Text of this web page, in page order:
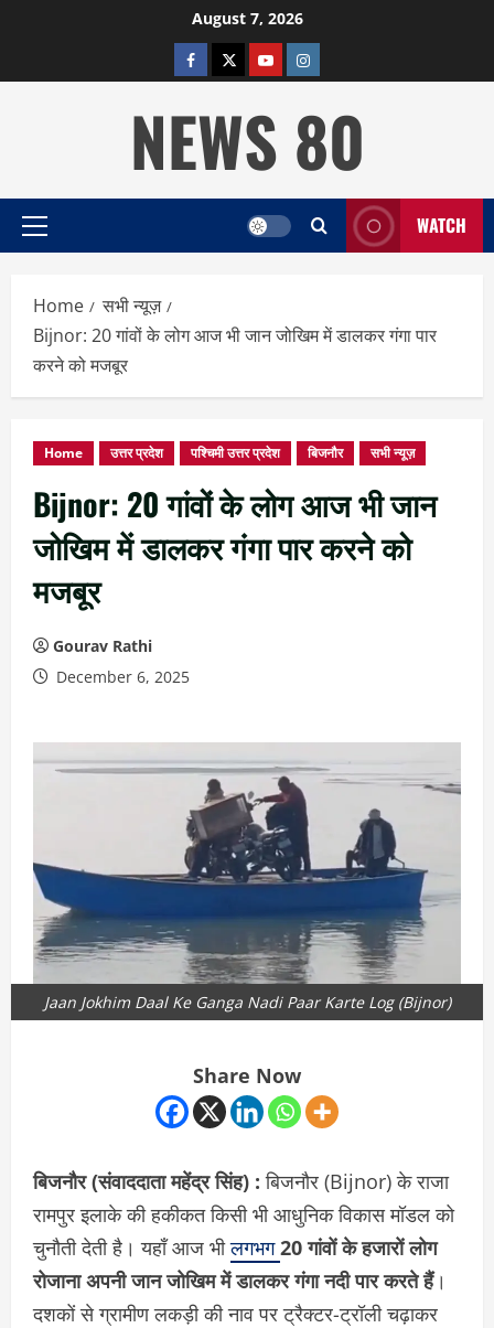
August 7, 2026
facebooktwitterYOUTUBE
instagram
NEWS 80
Primary
WATCH
Home
सभी न्यूज़
Bijnor: 20 गांवों के लोग आज भी जान जोखिम में डालकर गंगा पार
करने को मजबूर
Home उत्तर प्रदेश पश्चिमी उत्तर प्रदेश बिजनौर सभी न्यूज़
Bijnor: 20 गांवों के लोग आज भी जान
जोखिम में डालकर गंगा पार करने को
मजबूर
Gourav Rathi
December 6, 2025
Jaan Jokhim Daal Ke Ganga Nadi Paar Karte Log (Bijnor)
Share Now
बिजनौर (संवाददातामहेंद्र सिंह) :बिजनौर (Bijnor) के राजा
रामपुर इलाके की हकीकत किसी भी आधुनिक विकास मॉडल को
चुनौती देती है। यहाँ आज भीलगभग20 गांवों के हजारों लोग
रोजाना अपनी जान जोखिम में डालकर गंगा नदी पार करते हैं।
दशकों से ग्रामीण लकड़ी की नाव पर ट्रैक्टर-ट्रॉली चढ़ाकर